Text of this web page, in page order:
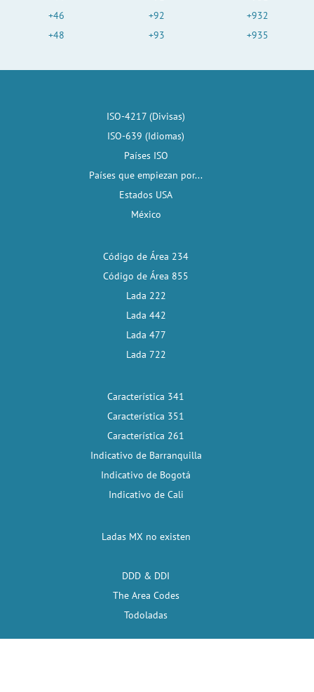
+46
+48
+92
+93
+932
+935
ISO-4217 (Divisas)
ISO-639 (Idiomas)
Países ISO
Países que empiezan por...
Estados USA
México
Código de Área 234
Código de Área 855
Lada 222
Lada 442
Lada 477
Lada 722
Característica 341
Característica 351
Característica 261
Indicativo de Barranquilla
Indicativo de Bogotá
Indicativo de Cali
Ladas MX no existen
DDD & DDI
The Area Codes
Todoladas